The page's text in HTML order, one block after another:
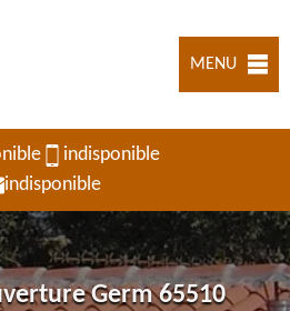
MENU
indisponible
indisponible
Germ 65510